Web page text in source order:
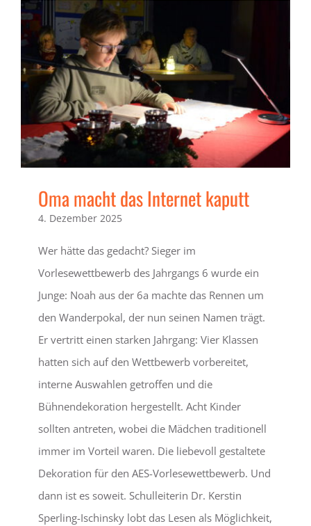
Oma macht das Internet kaputt
4. Dezember 2025
Wer hätte das gedacht? Sieger im
Vorlesewettbewerb des Jahrgangs 6 wurde ein
Junge: Noah aus der 6a machte das Rennen um
den Wanderpokal, der nun seinen Namen trägt.
Er vertritt einen starken Jahrgang: Vier Klassen
hatten sich auf den Wettbewerb vorbereitet,
interne Auswahlen getroffen und die
Bühnendekoration hergestellt. Acht Kinder
sollten antreten, wobei die Mädchen traditionell
immer im Vorteil waren. Die liebevoll gestaltete
Dekoration für den AES-Vorlesewettbewerb. Und
dann ist es soweit. Schulleiterin Dr. Kerstin
Sperling-Ischinsky lobt das Lesen als Möglichkeit,